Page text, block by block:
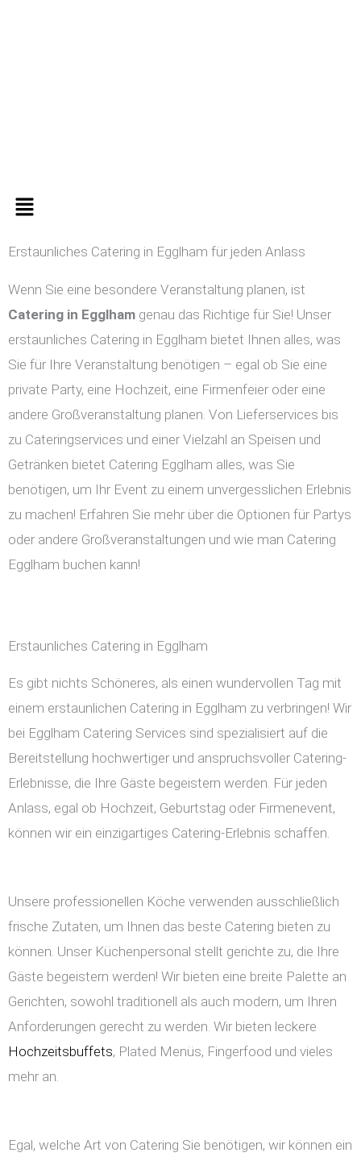
Menü
Erstaunliches Catering in Egglham für jeden Anlass
Wenn Sie eine besondere Veranstaltung planen, ist
Catering in Egglham genau das Richtige für Sie! Unser
erstaunliches Catering in Egglham bietet Ihnen alles, was
Sie für Ihre Veranstaltung benötigen – egal ob Sie eine
private Party, eine Hochzeit, eine Firmenfeier oder eine
andere Großveranstaltung planen. Von Lieferservices bis
zu Cateringservices und einer Vielzahl an Speisen und
Getränken bietet Catering Egglham alles, was Sie
benötigen, um Ihr Event zu einem unvergesslichen Erlebnis
zu machen! Erfahren Sie mehr über die Optionen für Partys
oder andere Großveranstaltungen und wie man Catering
Egglham buchen kann!
Erstaunliches Catering in Egglham
Es gibt nichts Schöneres, als einen wundervollen Tag mit
einem erstaunlichen Catering in Egglham zu verbringen! Wir
bei Egglham Catering Services sind spezialisiert auf die
Bereitstellung hochwertiger und anspruchsvoller Catering-
Erlebnisse, die Ihre Gäste begeistern werden. Für jeden
Anlass, egal ob Hochzeit, Geburtstag oder Firmenevent,
können wir ein einzigartiges Catering-Erlebnis schaffen.
Unsere professionellen Köche verwenden ausschließlich
frische Zutaten, um Ihnen das beste Catering bieten zu
können. Unser Küchenpersonal stellt gerichte zu, die Ihre
Gäste begeistern werden! Wir bieten eine breite Palette an
Gerichten, sowohl traditionell als auch modern, um Ihren
Anforderungen gerecht zu werden. Wir bieten leckere
Hochzeitsbuffets, Plated Menüs, Fingerfood und vieles
mehr an.
Egal, welche Art von Catering Sie benötigen, wir können ein